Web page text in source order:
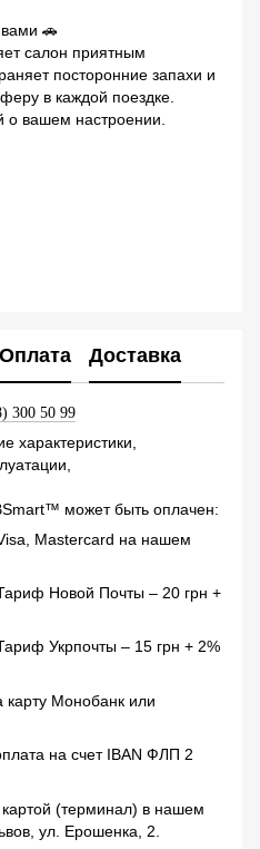
вами 🚗
салон приятным
посторонние запахи и
в каждой поездке.
о вашем настроении.
Оплата Доставка
300 50 99
характеристики,
может быть оплачен:
Mastercard на нашем
Новой Почты – 20 грн +
Укрпочты – 15 грн + 2%
карту Монобанк или
на счет IBAN ФЛП 2
(терминал) в нашем
ул. Ерошенка, 2.